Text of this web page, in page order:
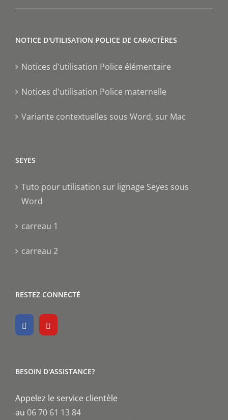
NOTICE D'UTILISATION POLICE DE CARACTÈRES
Notices d'utilisation Police élémentaire
Notices d'utilisation Police maternelle
Variante contextuelles sous Word, sur Mac
SEYES
Tuto pour utilisation sur lignage Seyes sous
Word
carreau 1
carreau 2
RESTEZ CONNECTÉ
BESOIN D'ASSISTANCE?
Appelez le service clientèle
au 06 70 61 13 84